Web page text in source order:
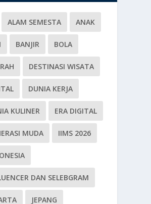
ALAM SEMESTA ANAK
BANJIR BOLA
DESTINASI WISATA
DUNIA KERJA
KULINER ERA DIGITAL
MUDA IIMS 2026
DAN SELEBGRAM
JEPANG